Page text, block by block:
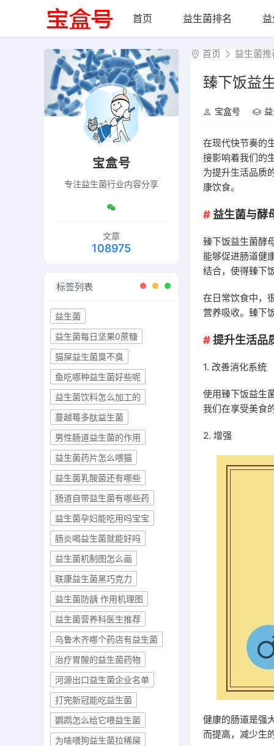
首页 益生菌排名
宝盒号
专注益生菌行业内容分享
文章
108975
标签列表
益生菌
益生菌每日坚果0蔗糖
猫屎益生菌臭不臭
鱼吃哪种益生菌好些呢
益生菌饮料怎么加工的
蔓越莓多肽益生菌
男性肠道益生菌的作用
益生菌药片怎么喂猫
益生菌乳酸菌还有哪些
肠道自带益生菌有哪些药
益生菌孕妇能吃用吗宝宝
肠炎喝益生菌就能好吗
益生菌机制图怎么画
联康益生菌黑巧克力
益生菌防龋 作用机理图
益生菌营养科医生推荐
乌鲁木齐哪个药店有益生菌
治疗胃酸的益生菌药物
河源出口益生菌企业名单
打完新冠能吃益生菌
鹦鹉怎么给它喂益生菌
为啥喂狗益生菌拉稀屎
首页 益生菌推
臻下饭益
宝盒号
在现代快节奏的
接影响着我们的
为提升生活品质
康饮食。
益生菌与酵
臻下饭益生菌酵
能够促进肠道健
结合，使得臻下
在日常饮食中，
营养吸收。臻下
提升生活品
1. 改善消化系统
使用臻下饭益生
我们在享受美食
2. 增强
健康的肠道是强
而提高，减少生